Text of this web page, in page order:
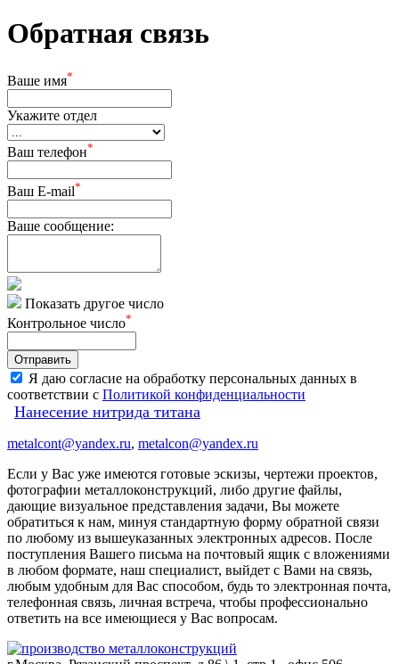
Обратная связь
Ваше имя*
Укажите отдел
Ваш телефон*
Ваш E-mail*
Ваше сообщение:
Показать другое число
Контрольное число*
Я даю согласие на обработку персональных данных в
соответствии с Политикой конфиденциальности
Нанесение нитрида титана
metalcont@yandex.ru, metalcon@yandex.ru
Если у Вас уже имеются готовые эскизы, чертежи проектов,
фотографии металлоконструкций, либо другие файлы,
дающие визуальное представления задачи, Вы можете
обратиться к нам, минуя стандартную форму обратной связи
по любому из вышеуказанных электронных адресов. После
поступления Вашего письма на почтовый ящик с вложениями
в любом формате, наш специалист, выйдет с Вами на связь,
любым удобным для Вас способом, будь то электронная почта,
телефонная связь, личная встреча, чтобы профессионально
ответить на все имеющиеся у Вас вопросам.